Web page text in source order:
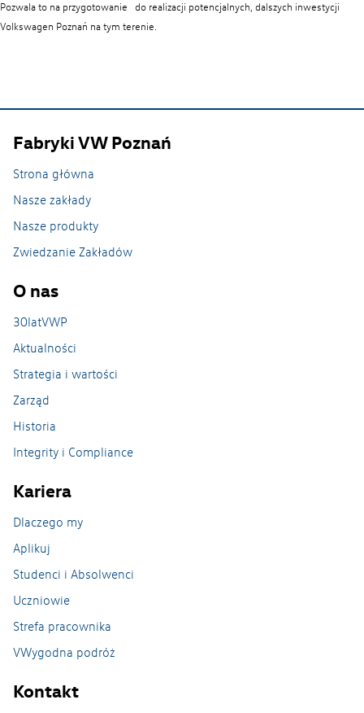
Lean on every line
Zrównoważony rozwój
Nasze zakłady
Zakład Caddy w Antoninku
Zakład Crafter Września
Odlewnia na Wildzie
Pozwala to na przygotowanie do realizacji potencjalnych, dalszych inwestycji
Volkswagen Poznań na tym terenie.
Fabryki VW Poznań
Strona główna
Nasze zakłady
Nasze produkty
Zwiedzanie Zakładów
O nas
30latVWP
Aktualności
Strategia i wartości
Zarząd
Historia
Integrity i Compliance
Kariera
Dlaczego my
Aplikuj
Studenci i Absolwenci
Uczniowie
Strefa pracownika
VWygodna podróż
Kontakt